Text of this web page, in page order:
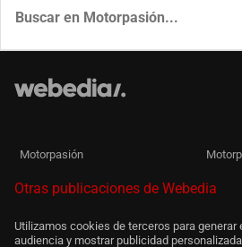
Motorpasión
Otras publicaciones de Webedia
Utilizamos cookies de terceros para
audiencia y mostrar publicidad